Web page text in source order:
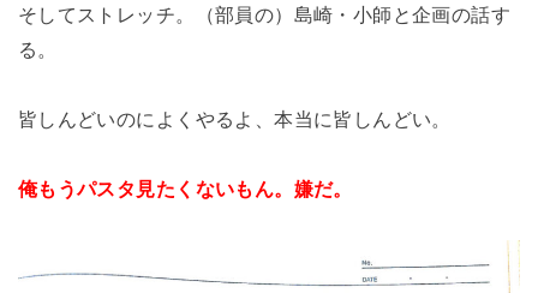
そしてストレッチ。（部員の）島崎・小師と企画の話す
る。
皆しんどいのによくやるよ、本当に皆しんどい。
俺もうパスタ見たくないもん。嫌だ。